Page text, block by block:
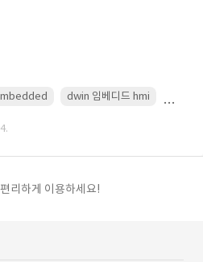
dwin 임베디드 hmi
리하게 이용하세요!